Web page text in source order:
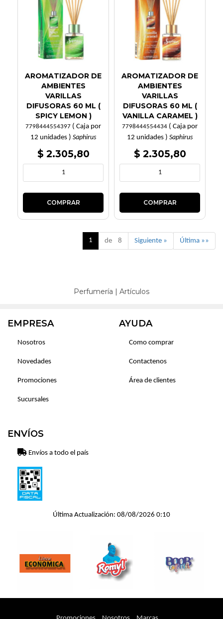
AROMATIZADOR DE
AMBIENTES
VARILLAS
DIFUSORAS 60 ML (
SPICY LEMON )
7798444554397 ( Caja por
12 unidades ) Saphirus
$ 2.305,80
AROMATIZADOR DE
AMBIENTES
VARILLAS
DIFUSORAS 60 ML (
VANILLA CARAMEL )
7798444554434 ( Caja por
12 unidades ) Saphirus
$ 2.305,80
1 de 8 Siguiente » Última »»
Perfumería | Artículos
EMPRESA
Nosotros
Novedades
Promociones
Sucursales
AYUDA
Como comprar
Contactenos
Área de clientes
ENVÍOS
Envíos a todo el país
Última Actualización: 08/08/2026 0:10